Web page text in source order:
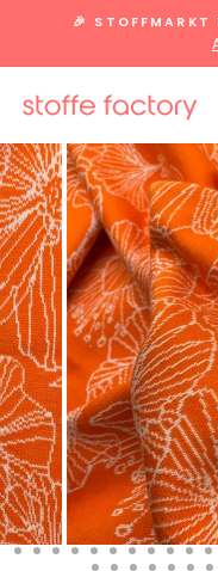
Inhalt
🎉 STOFFMARKT